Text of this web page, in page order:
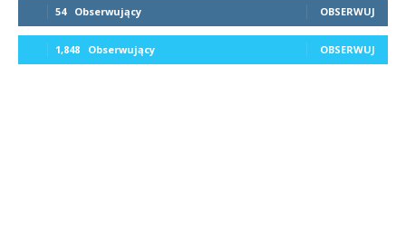
54 Obserwujący OBSERWUJ
1,848 Obserwujący OBSERWUJ